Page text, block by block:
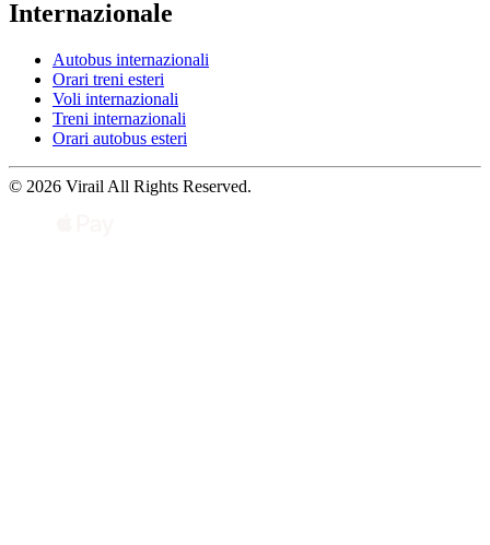
Internazionale
Autobus internazionali
Orari treni esteri
Voli internazionali
Treni internazionali
Orari autobus esteri
© 2026 Virail All Rights Reserved.